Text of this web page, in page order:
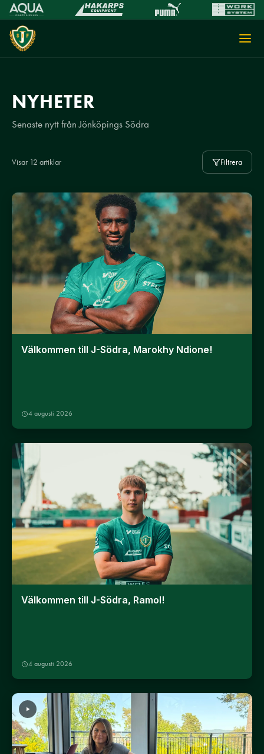
NYHETER
Senaste nytt från Jönköpings Södra
Visar 12 artiklar Filtrera
Välkommen till J-Södra, Marokhy Ndione!
4 augusti 2026
Välkommen till J-Södra, Ramol!
4 augusti 2026